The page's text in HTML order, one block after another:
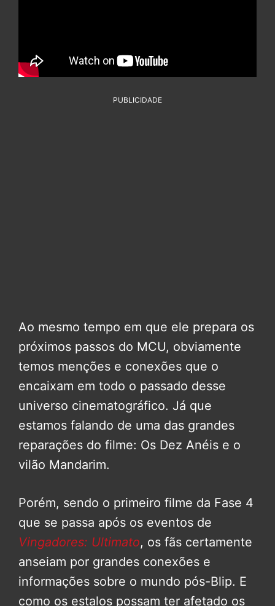
PUBLICIDADE
Ao mesmo tempo em que ele prepara os
próximos passos do MCU, obviamente
temos menções e conexões que o
encaixam em todo o passado desse
universo cinematográfico. Já que
estamos falando de uma das grandes
reparações do filme: Os Dez Anéis e o
vilão Mandarim.
Porém, sendo o primeiro filme da Fase 4
que se passa após os eventos de
Vingadores: Ultimato, os fãs certamente
anseiam por grandes conexões e
informações sobre o mundo pós-Blip. E
como os estalos possam ter afetado os